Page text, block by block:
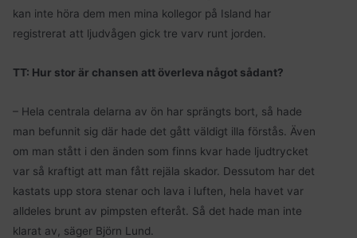
kan inte höra dem men mina kollegor på Island har
registrerat att ljudvågen gick tre varv runt jorden.
TT: Hur stor är chansen att överleva något sådant?
– Hela centrala delarna av ön har sprängts bort, så hade
man befunnit sig där hade det gått väldigt illa förstås. Även
om man stått i den änden som finns kvar hade ljudtrycket
var så kraftigt att man fått rejäla skador. Dessutom har det
kastats upp stora stenar och lava i luften, hela havet var
alldeles brunt av pimpsten efteråt. Så det hade man inte
klarat av, säger Björn Lund.